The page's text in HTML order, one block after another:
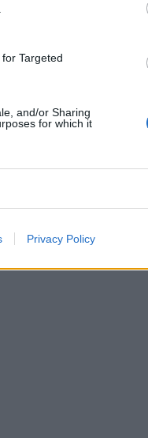
Targeted
and/or Sharing
for which it
Privacy Policy